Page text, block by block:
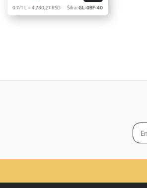
0.7/1 L = 4.780,27RSD Šifra:GL-0BF-40